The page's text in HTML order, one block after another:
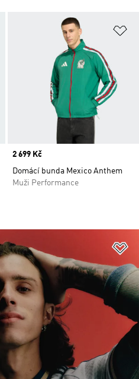
Přidat do seznamu přání
Price
2 699 Kč
Domácí bunda Mexico Anthem
Muži Performance